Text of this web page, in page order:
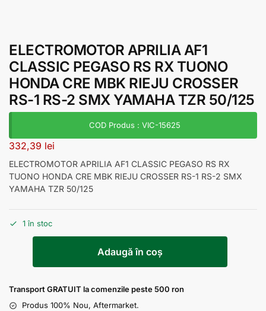
ELECTROMOTOR APRILIA AF1
CLASSIC PEGASO RS RX TUONO
HONDA CRE MBK RIEJU CROSSER
RS-1 RS-2 SMX YAMAHA TZR 50/125
COD Produs : VIC-15625
332,39 lei
ELECTROMOTOR APRILIA AF1 CLASSIC PEGASO RS RX
TUONO HONDA CRE MBK RIEJU CROSSER RS-1 RS-2 SMX
YAMAHA TZR 50/125
1 în stoc
Adaugă în coș
Transport GRATUIT la comenzile peste 500 ron
Produs 100% Nou, Aftermarket.